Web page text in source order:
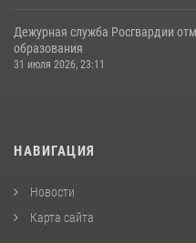
Дежурная служба Росгвардии
образования
31 июля 2026, 23:11
НАВИГАЦИЯ
Новости
Карта сайта